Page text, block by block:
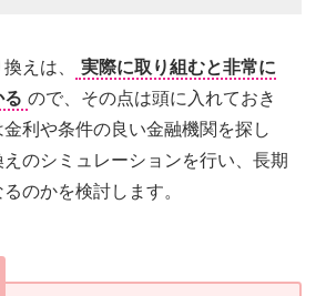
えは、
実際に取り組むと非常に
ので、その点は頭に入れておき
利や条件の良い金融機関を探し
のシミュレーションを行い、長期
のかを検討します。